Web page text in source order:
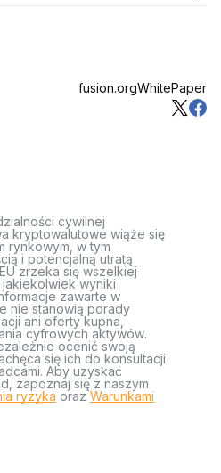
fusion.orgWhitePaper
cywilnej
kryptowalutowe wiąże się
rynkowym, w tym
i potencjalną utratą
zrzeka się wszelkiej
wyniki
zawarte w
nie stanowią porady
ani oferty kupna,
cyfrowych aktywów.
ocenić swoją
się ich do konsultacji
Aby uzyskać
zapoznaj się z naszym
ryzyka orazWarunkami